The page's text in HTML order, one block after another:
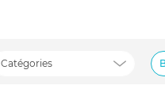
Catégories